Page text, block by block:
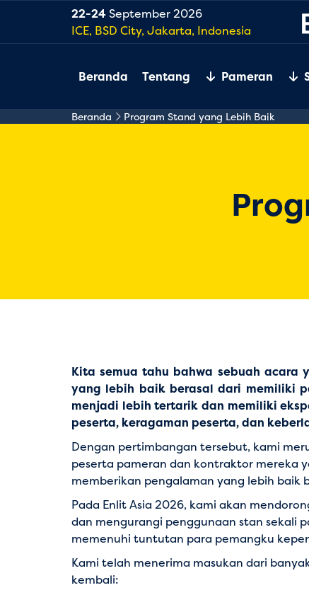
22-24September 2026
ICE, BSD City, Jakarta, Indonesia
Beranda Tentang Pameran
Beranda Program Stand yang Lebih Baik
Kita semua tahu bahwa sebuah acara
yang lebih baik berasal dari memiliki
menjadi lebih tertarik dan memiliki
peserta, keragaman peserta, dan
Dengan pertimbangan tersebut, kami
peserta pameran dan kontraktor mereka
memberikan pengalaman yang lebih baik
Pada Enlit Asia 2026, kami akan
dan mengurangi penggunaan stan sekali
memenuhi tuntutan para pemangku
Kami telah menerima masukan dari
kembali: